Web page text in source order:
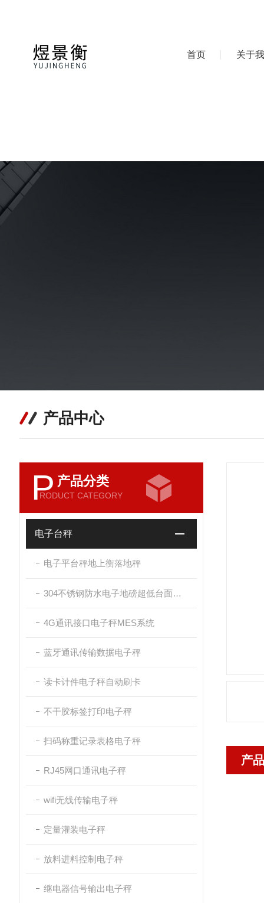
首页 关于
产品中心
P 产品分类
RODUCT CATEGORY
电子台秤
电子平台秤地上衡落地秤
304不锈钢防水电子地磅超低台面带斜坡
4G通讯接口电子秤MES系统
蓝牙通讯传输数据电子秤
读卡计件电子秤自动刷卡
不干胶标签打印电子秤
扫码称重记录表格电子秤
RJ45网口通讯电子秤
wifi无线传输电子秤
定量灌装电子秤
放料进料控制电子秤
继电器信号输出电子秤
产